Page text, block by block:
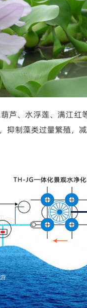
芦、水浮莲、满江
抑制藻类过量繁殖，